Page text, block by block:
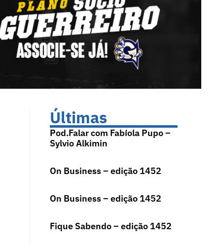
Últimas
Pod.Falar com Fabíola Pupo –
Sylvio Alkimin
On Business – edição 1452
On Business – edição 1452
Fique Sabendo – edição 1452